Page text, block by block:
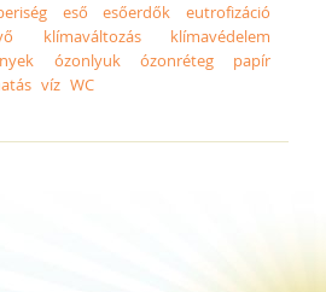
eső esőerdők
eutrofizáció
klímaváltozás
klímavédelem
ózonlyuk ózonréteg
papír
víz WC